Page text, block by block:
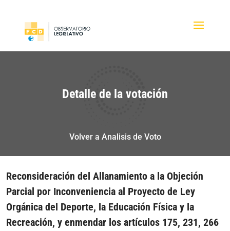
Detalle de la votación
Volver a Analisis de Voto
Reconsideración del Allanamiento a la Objeción
Parcial por Inconveniencia al Proyecto de Ley
Orgánica del Deporte, la Educación Física y la
Recreación, y enmendar los artículos 175, 231, 266